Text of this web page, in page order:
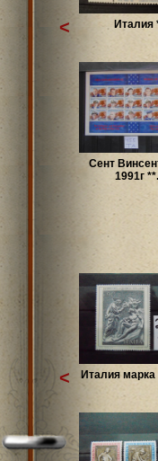
Италия
Сент
1991г
<
Италия марка
<